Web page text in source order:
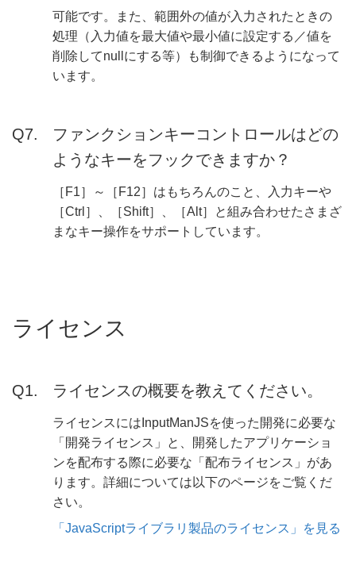
可能です。また、範囲外の値が入力されたときの
処理（入力値を最大値や最小値に設定する／値を
削除してnullにする等）も制御できるようになって
います。
ファンクションキーコントロールはどの
ようなキーをフックできますか？
［F1］～［F12］はもちろんのこと、入力キーや
［Ctrl］、［Shift］、［Alt］と組み合わせたさまざ
まなキー操作をサポートしています。
ライセンス
ライセンスの概要を教えてください。
ライセンスにはInputManJSを使った開発に必要な
「開発ライセンス」と、開発したアプリケーショ
ンを配布する際に必要な「配布ライセンス」があ
ります。詳細については以下のページをご覧くだ
さい。
「JavaScriptライブラリ製品のライセンス」を見る